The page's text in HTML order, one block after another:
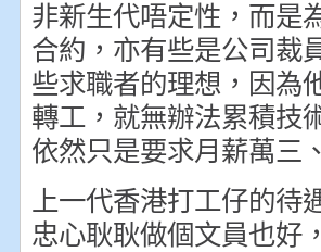
非新生代唔定性，而是
合約，亦有些是公司裁
些求職者的理想，因為
轉工，就無辦法累積技
依然只是要求月薪萬三
上一代香港打工仔的
忠心耿耿做個文員也好